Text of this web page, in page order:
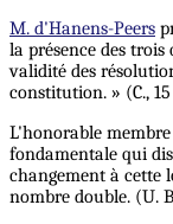
M. d'Hanens-Peers
la présence des trois
validité des
constitution. » (C.,
L'honorable
fondamentale qui
changement à cette
nombre double. (U.